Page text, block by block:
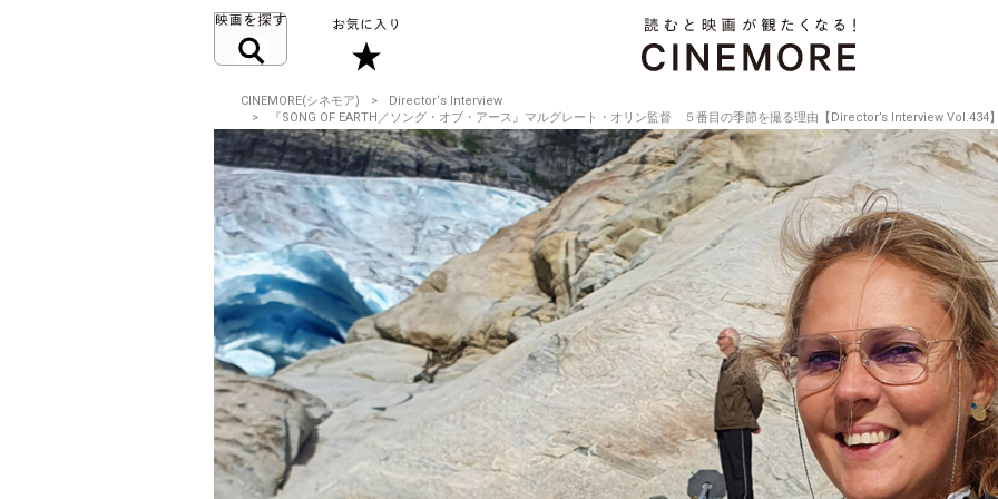
CINEMORE(シネモア)
Director‘s Interview
『SONG OF EARTH／ソング・オブ・アース』マルグレート・オリン監督 ５番目の季節を撮る理由【Director’s Interview Vol.434